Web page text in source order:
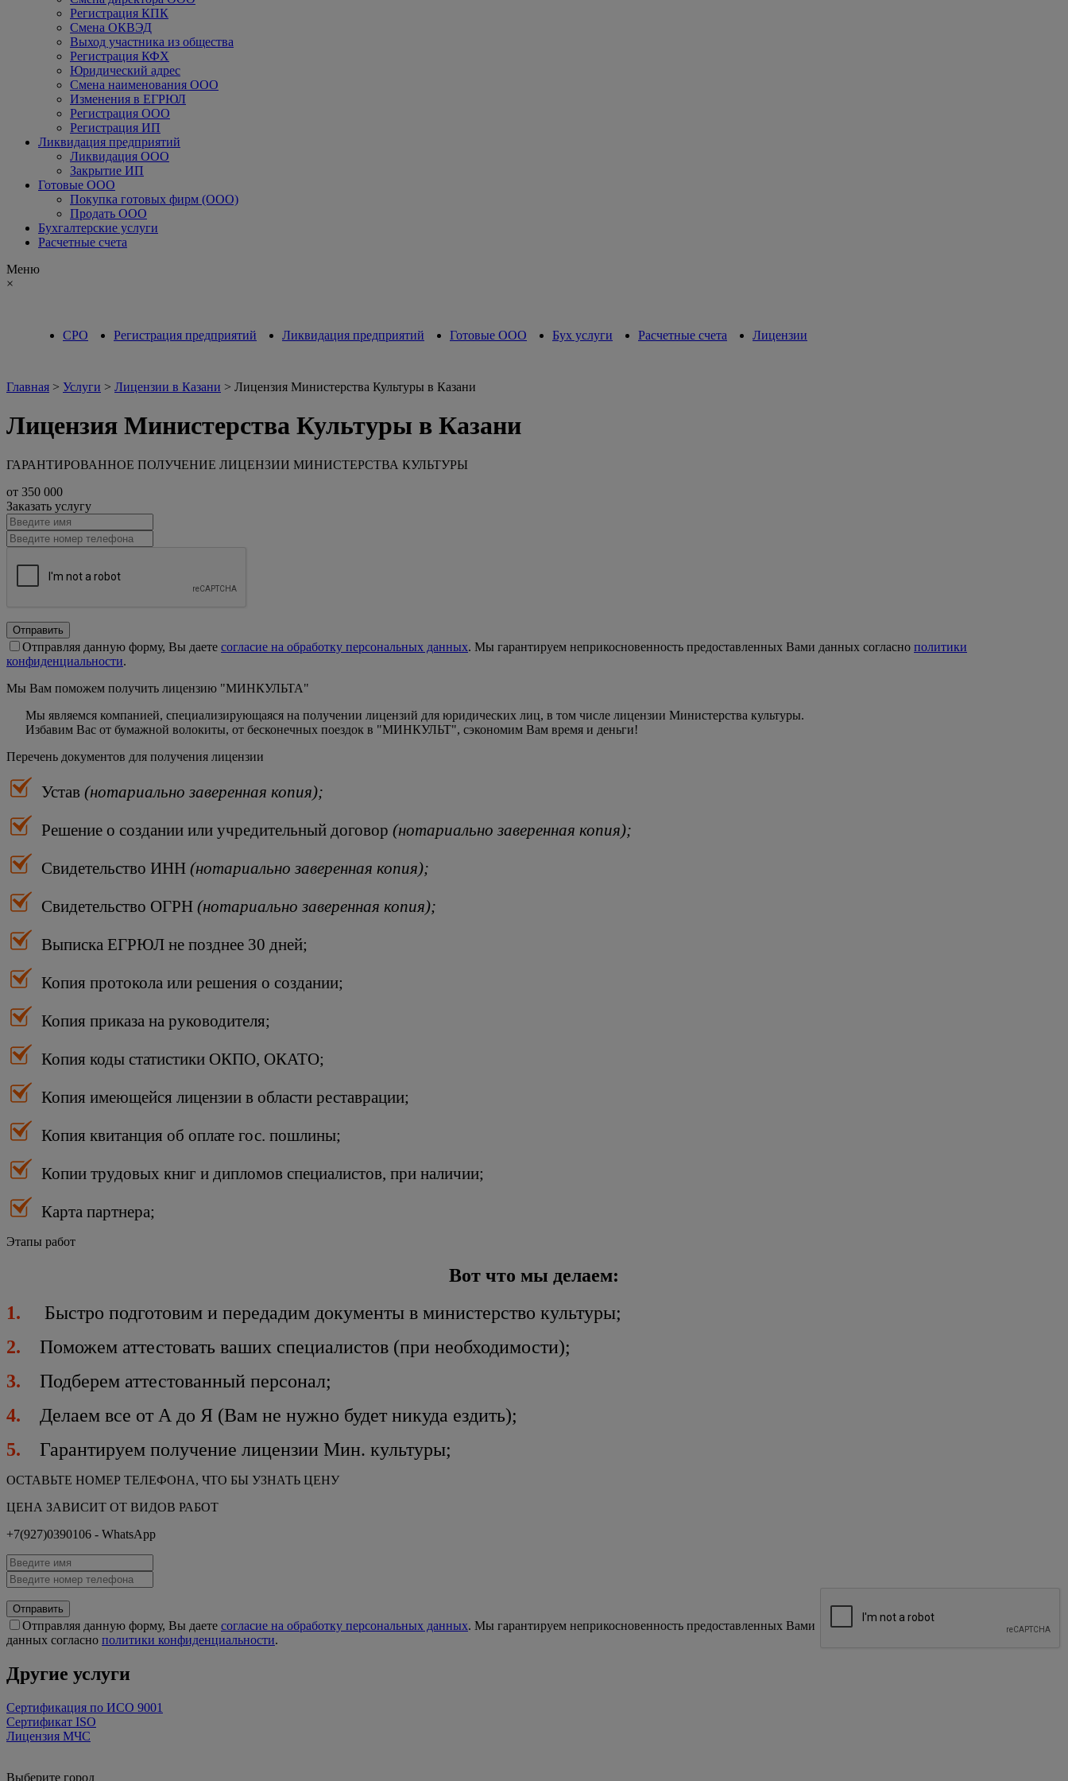
Регистрация КПК
Смена ОКВЭД
Выход участника из общества
Регистрация КФХ
Юридический адрес
Смена наименования ООО
Изменения в ЕГРЮЛ
Регистрация ООО
Регистрация ИП
Ликвидация предприятий
Ликвидация ООО
Закрытие ИП
Готовые ООО
Покупка готовых фирм (ООО)
Продать ООО
Бухгалтерские услуги
Расчетные счета
Меню
×
СРО Регистрация предприятий Ликвидация предприятий Готовые ООО Бух услуги Расчетные счета Лицензии
Главная > Услуги > Лицензии в Казани > Лицензия Министерства Культуры в Казани
Лицензия Министерства Культуры в Казани
ГАРАНТИРОВАННОЕ ПОЛУЧЕНИЕ ЛИЦЕНЗИИ МИНИСТЕРСТВА КУЛЬТУРЫ
от 350 000
Заказать услугу
Отправить
Отправляя данную форму, Вы даете согласие на обработку персональных данных. Мы гарантируем неприкосновенность предоставленных Вами данных согласно политики
конфиденциальности.
Мы Вам поможем получить лицензию "МИНКУЛЬТА"
Мы являемся компанией, специализирующаяся на получении лицензий для юридических лиц, в том числе лицензии Министерства культуры.
Избавим Вас от бумажной волокиты, от бесконечных поездок в "МИНКУЛЬТ", сэкономим Вам время и деньги!
Перечень документов для получения лицензии
Устав (нотариально заверенная копия);
Решение о создании или учредительный договор (нотариально заверенная копия);
Свидетельство ИНН (нотариально заверенная копия);
Свидетельство ОГРН (нотариально заверенная копия);
Выписка ЕГРЮЛ не позднее 30 дней;
Копия протокола или решения о создании;
Копия приказа на руководителя;
Копия коды статистики ОКПО, ОКАТО;
Копия имеющейся лицензии в области реставрации;
Копия квитанция об оплате гос. пошлины;
Копии трудовых книг и дипломов специалистов, при наличии;
Карта партнера;
Этапы работ
Вот что мы делаем:
1.
Быстро подготовим и передадим документы в министерство культуры;
2. Поможем аттестовать ваших специалистов (при необходимости);
3.
Подберем аттестованный персонал;
4. Делаем все от А до Я (Вам не нужно будет никуда ездить);
5.
Гарантируем получение лицензии Мин. культуры;
ОСТАВЬТЕ НОМЕР ТЕЛЕФОНА, ЧТО БЫ УЗНАТЬ ЦЕНУ
ЦЕНА ЗАВИСИТ ОТ ВИДОВ РАБОТ
+7(927)0390106 - WhatsApp
Отправить
Отправляя данную форму, Вы даете согласие на обработку персональных данных. Мы гарантируем неприкосновенность предоставленных Вами
данных согласно политики конфиденциальности.
Другие услуги
Сертификация по ИСО 9001
Сертификат ISO
Лицензия МЧС
Выберите город